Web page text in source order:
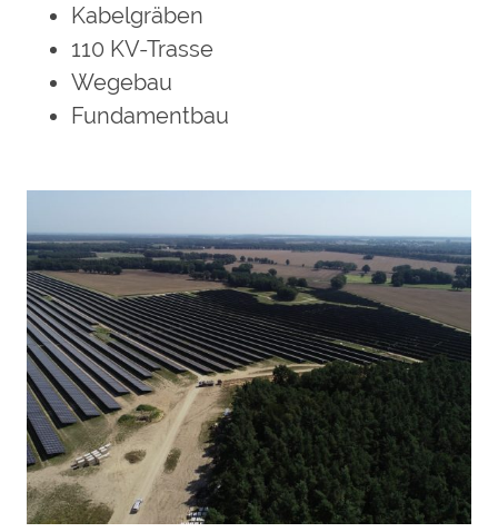
Kabelgräben
110 KV-Trasse
Wegebau
Fundamentbau